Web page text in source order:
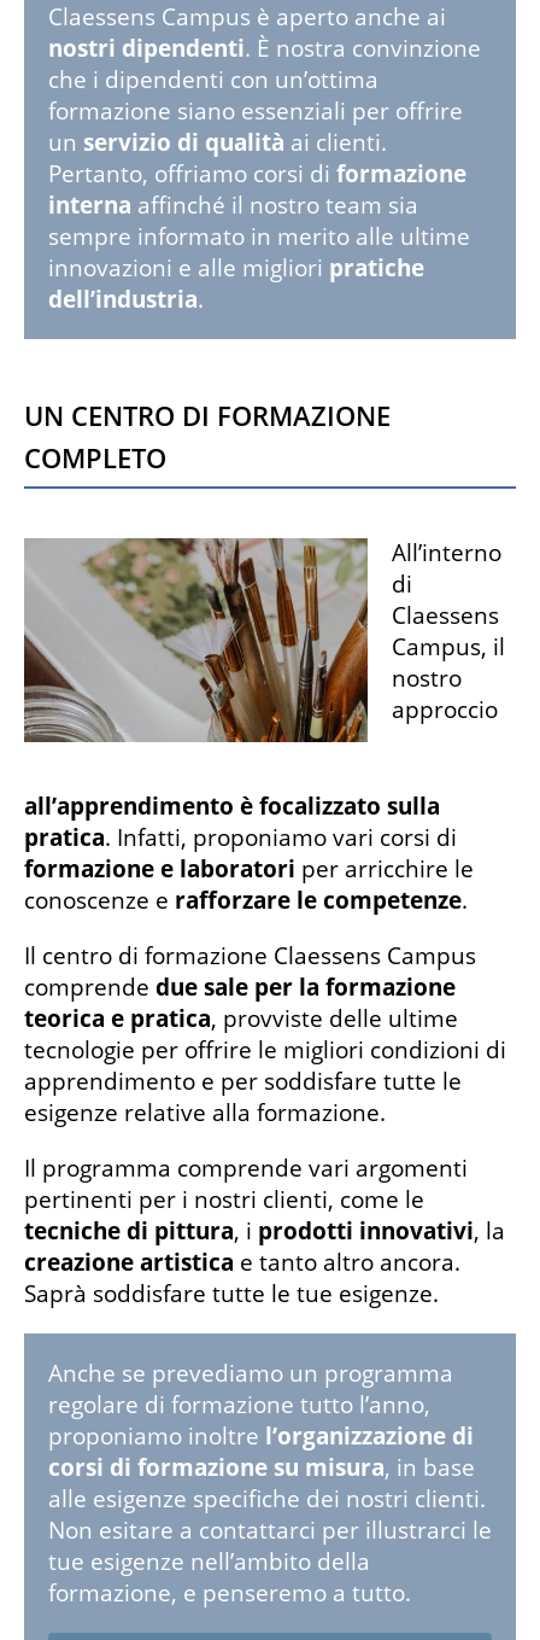
Claessens Campus è aperto anche ai
nostri dipendenti. È nostra convinzione
che i dipendenti con un’ottima
formazione siano essenziali per offrire
un servizio di qualità ai clienti.
Pertanto, offriamo corsi di formazione
interna affinché il nostro team sia
sempre informato in merito alle ultime
innovazioni e alle migliori pratiche
dell’industria.
Un centro di formazione
completo
All’interno
di
Claessens
Campus, il
nostro
approccio
all’apprendimento è focalizzato sulla
pratica. Infatti, proponiamo vari corsi di
formazione e laboratori per arricchire le
conoscenze e rafforzare le competenze.
Il centro di formazione Claessens Campus
comprende due sale per la formazione
teorica e pratica, provviste delle ultime
tecnologie per offrire le migliori condizioni di
apprendimento e per soddisfare tutte le
esigenze relative alla formazione.
Il programma comprende vari argomenti
pertinenti per i nostri clienti, come le
tecniche di pittura, i prodotti innovativi, la
creazione artistica e tanto altro ancora.
Saprà soddisfare tutte le tue esigenze.
Anche se prevediamo un programma
regolare di formazione tutto l’anno,
proponiamo inoltre l’organizzazione di
corsi di formazione su misura, in base
alle esigenze specifiche dei nostri clienti.
Non esitare a contattarci per illustrarci le
tue esigenze nell’ambito della
formazione, e penseremo a tutto.